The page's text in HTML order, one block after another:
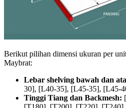
Berikut pilihan dimensi ukuran per
Maybrat:
Lebar shelving bawah dan
30], [L40-35], [L45-35], [L45-
Tinggi Tiang dan Backmesh: